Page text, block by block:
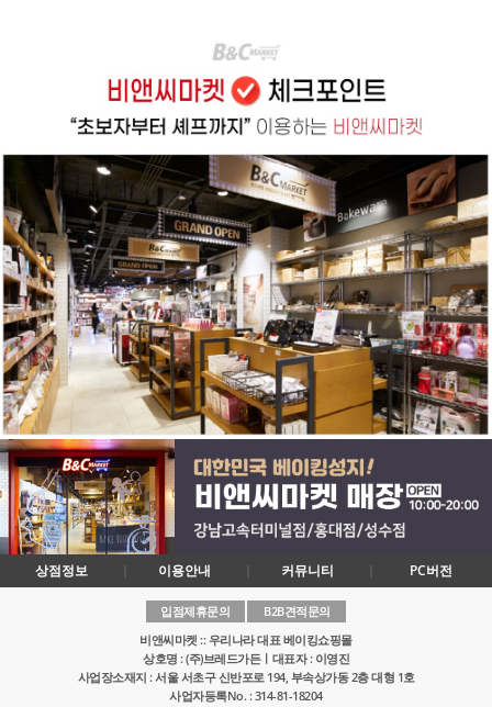
상점정보 이용안내 커뮤니티 PC버전
입점제휴문의
B2B견적문의
비앤씨마켓 :: 우리나라 대표 베이킹쇼핑몰
상호명 : (주)브레드가든ㅣ대표자 : 이영진
사업장소재지 : 서울 서초구 신반포로 194, 부속상가동 2층 대형 1호
사업자등록No. : 314-81-18204